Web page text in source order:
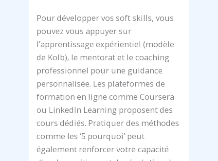
Pour développer vos soft skills, vous
pouvez vous appuyer sur
l’apprentissage expérientiel (modèle
de Kolb), le mentorat et le coaching
professionnel pour une guidance
personnalisée. Les plateformes de
formation en ligne comme Coursera
ou LinkedIn Learning proposent des
cours dédiés. Pratiquer des méthodes
comme les ‘5 pourquoi’ peut
également renforcer votre capacité